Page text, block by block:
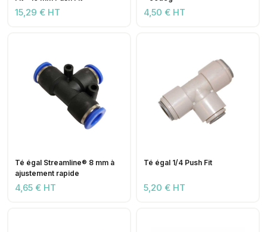
15,29 € HT 4,50 € HT
Té égal Streamline® 8 mm à
ajustement rapide
4,65 € HT
Té égal 1/4 Push Fit
5,20 € HT